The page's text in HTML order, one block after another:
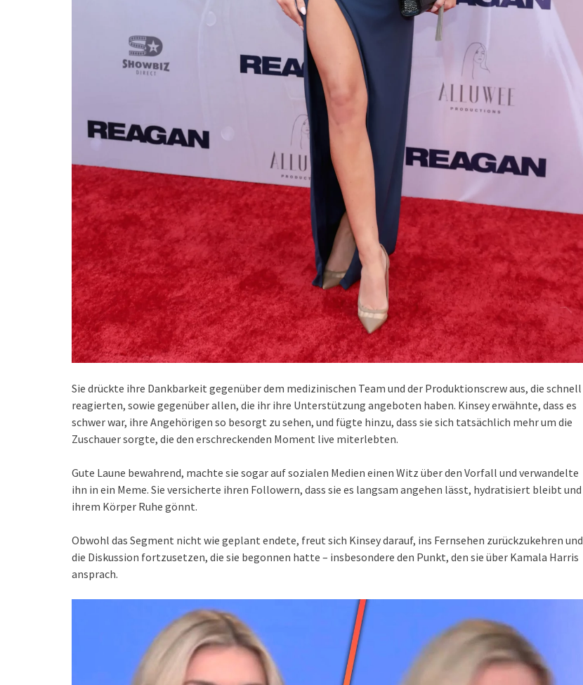
Sie drückte ihre Dankbarkeit gegenüber dem medizinischen Team und der Produktionscrew aus, die schnell
reagierten, sowie gegenüber allen, die ihr ihre Unterstützung angeboten haben. Kinsey erwähnte, dass es
schwer war, ihre Angehörigen so besorgt zu sehen, und fügte hinzu, dass sie sich tatsächlich mehr um die
Zuschauer sorgte, die den erschreckenden Moment live miterlebten.
Gute Laune bewahrend, machte sie sogar auf sozialen Medien einen Witz über den Vorfall und verwandelte
ihn in ein Meme. Sie versicherte ihren Followern, dass sie es langsam angehen lässt, hydratisiert bleibt und
ihrem Körper Ruhe gönnt.
Obwohl das Segment nicht wie geplant endete, freut sich Kinsey darauf, ins Fernsehen zurückzukehren und
die Diskussion fortzusetzen, die sie begonnen hatte – insbesondere den Punkt, den sie über Kamala Harris
ansprach.